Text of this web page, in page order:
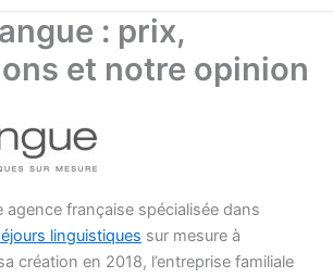
: prix,
et notre opinion
agence française spécialisée dans
linguistiques sur mesure à
création en 2018, l’entreprise familiale